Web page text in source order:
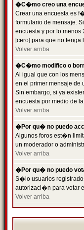
�C�mo creo una
Crear una encuesta es
formulario de mensaje.
encuesta y por lo
[cero] para que no
Volver arriba
�C�mo modifico o
Al igual que con los
en el primer mensaje de
Sin embargo, si ya
encuesta por medio de
Volver arriba
�Por qu� no puedo
Algunos foros est�n
un moderador o
Volver arriba
�Por qu� no puedo
S�lo usuarios
autorizaci�n para votar
Volver arriba